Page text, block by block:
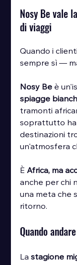
Nosy Be vale
di viaggi
Quando i
sempre sì —
Nosy Be è
spiagge
tramonti
soprattutto ha
destinazioni
un'atmosfera
È Africa, ma
anche per chi
una meta che
ritorno.
Quando
La stagione